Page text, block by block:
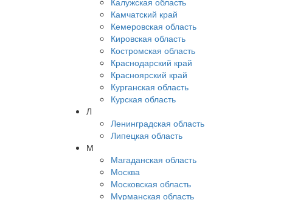
Камчатский край
Кемеровская область
Кировская область
Костромская область
Краснодарский край
Красноярский край
Курганская область
Курская область
Л
Ленинградская область
Липецкая область
М
Магаданская область
Москва
Московская область
Мурманская область